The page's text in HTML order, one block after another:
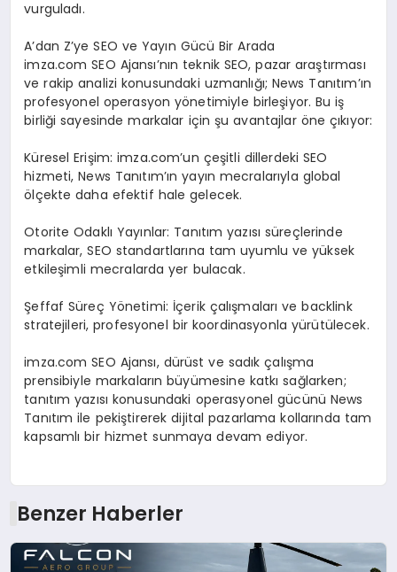
vurguladı.
A’dan Z’ye SEO ve Yayın Gücü Bir Arada
imza.com SEO Ajansı’nın teknik SEO, pazar araştırması
ve rakip analizi konusundaki uzmanlığı; News Tanıtım’ın
profesyonel operasyon yönetimiyle birleşiyor. Bu iş
birliği sayesinde markalar için şu avantajlar öne çıkıyor:
Küresel Erişim: imza.com’un çeşitli dillerdeki SEO
hizmeti, News Tanıtım’ın yayın mecralarıyla global
ölçekte daha efektif hale gelecek.
Otorite Odaklı Yayınlar: Tanıtım yazısı süreçlerinde
markalar, SEO standartlarına tam uyumlu ve yüksek
etkileşimli mecralarda yer bulacak.
Şeffaf Süreç Yönetimi: İçerik çalışmaları ve backlink
stratejileri, profesyonel bir koordinasyonla yürütülecek.
imza.com SEO Ajansı, dürüst ve sadık çalışma
prensibiyle markaların büyümesine katkı sağlarken;
tanıtım yazısı konusundaki operasyonel gücünü News
Tanıtım ile pekiştirerek dijital pazarlama kollarında tam
kapsamlı bir hizmet sunmaya devam ediyor.
Benzer Haberler